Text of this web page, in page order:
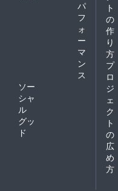
パ
フ
ォ
ー
マ
ン
ス
ソー
シャ
ル
グッ
ド
ト
の
作
り
方
プ
ロ
ジ
ェ
ク
ト
の
広
め
方